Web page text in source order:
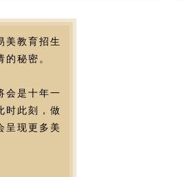
美教育招生
秘密。
会是十年一
时此刻，做
呈现更多美